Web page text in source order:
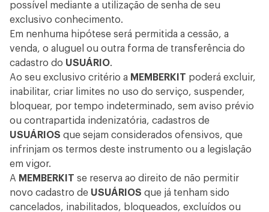
possível mediante a utilização de senha de seu
exclusivo conhecimento.
Em nenhuma hipótese será permitida a cessão, a
venda, o aluguel ou outra forma de transferência do
cadastro do USUÁRIO.
Ao seu exclusivo critério a MEMBERKIT poderá excluir,
inabilitar, criar limites no uso do serviço, suspender,
bloquear, por tempo indeterminado, sem aviso prévio
ou contrapartida indenizatória, cadastros de
USUÁRIOS que sejam considerados ofensivos, que
infrinjam os termos deste instrumento ou a legislação
em vigor.
A MEMBERKIT se reserva ao direito de não permitir
novo cadastro de USUÁRIOS que já tenham sido
cancelados, inabilitados, bloqueados, excluídos ou